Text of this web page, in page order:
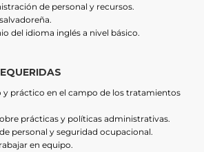
de personal y recursos.
salvadoreña.
del idioma inglés a nivel básico.
práctico en el campo de los tratamientos
prácticas y políticas administrativas.
personal y seguridad ocupacional.
en equipo.